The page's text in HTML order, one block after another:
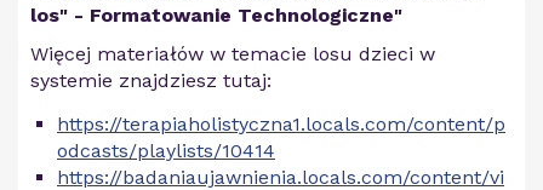
los" - Formatowanie Technologiczne"
Więcej materiałów w temacie losu dzieci w
systemie znajdziesz tutaj:
https://terapiaholistyczna1.locals.com/content/p
odcasts/playlists/10414
https://badaniaujawnienia.locals.com/content/vi